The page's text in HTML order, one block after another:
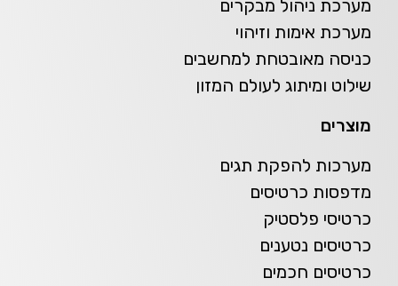
מערכת ניהול מבקרים
מערכת אימות וזיהוי
כניסה מאובטחת למחשבים
שילוט ומיתוג לעולם המזון
מוצרים
מערכות להפקת תגים
מדפסות כרטיסים
כרטיסי פלסטיק
כרטיסים נטענים
כרטיסים חכמים